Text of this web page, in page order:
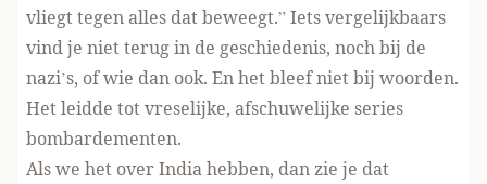
vliegt tegen alles dat beweegt.” Iets vergelijkbaars
vind je niet terug in de geschiedenis, noch bij de
nazi’s, of wie dan ook. En het bleef niet bij woorden.
Het leidde tot vreselijke, afschuwelijke series
bombardementen.
Als we het over India hebben, dan zie je dat